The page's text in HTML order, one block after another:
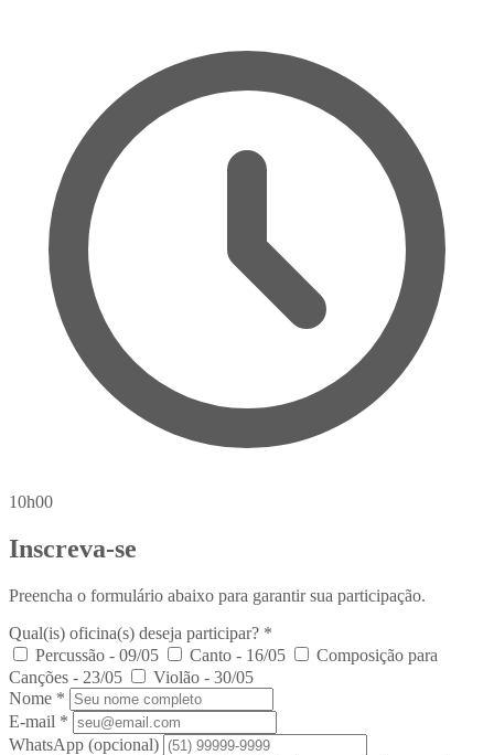
10h00
Inscreva-se
Preencha o formulário abaixo para garantir sua participação.
Qual(is) oficina(s) deseja participar? *
Percussão - 09/05
Canto - 16/05
Composição para
Canções - 23/05
Violão - 30/05
Nome *
E-mail *
WhatsApp (opcional)